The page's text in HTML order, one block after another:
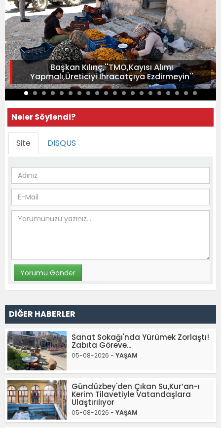
Başkan Kılınç,''TMO,Kayısı Alımı
Yapmalı,Üreticiyi İhracatçıya Ezdirmeyin''
Neler Söylendi?
Site DISQUS
DİĞER HABERLER
Sanat Sokağı'nda Yürümek Zorlaştı!
Zabıta Göreve...
05-08-2026 - YAŞAM
Gündüzbey'den Çıkan Su,Kur’an-ı
Kerim Tilavetiyle Vatandaşlara
Ulaştırılıyor
05-08-2026 - YAŞAM